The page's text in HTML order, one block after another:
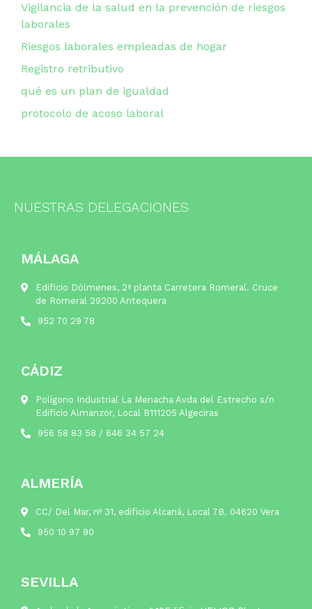
Vigilancia de la salud en la prevención de riesgos
laborales
Riesgos laborales empleadas de hogar
Registro retributivo
qué es un plan de igualdad
protocolo de acoso laboral
NUESTRAS DELEGACIONES
MÁLAGA
Edificio Dólmenes, 2ª planta Carretera Romeral. Cruce
de Romeral 29200 Antequera
952 70 29 78
CÁDIZ
Polígono Industrial La Menacha Avda del Estrecho s/n
Edificio Almanzor, Local B111205 Algeciras
956 58 83 58 / 646 34 57 24
ALMERÍA
CC/ Del Mar, nº 31, edificio Alcaná, Local 7B. 04620 Vera
950 10 97 90
SEVILLA